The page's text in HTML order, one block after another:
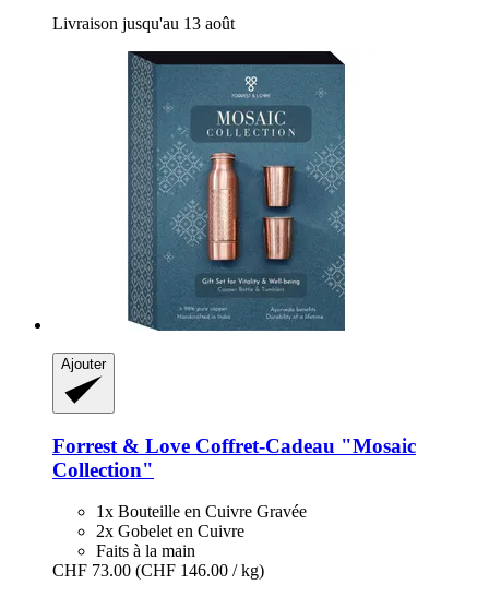
Livraison jusqu'au 13 août
Ajouter
Forrest & Love Coffret-​Cadeau "Mosaic
Collection"
1x Bouteille en Cuivre Gravée
2x Gobelet en Cuivre
Faits à la main
CHF 73.00 (CHF 146.00 / kg)